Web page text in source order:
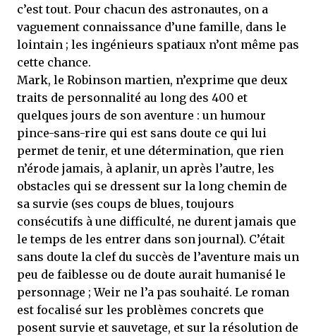
c’est tout. Pour chacun des astronautes, on a
vaguement connaissance d’une famille, dans le
lointain ; les ingénieurs spatiaux n’ont même pas
cette chance.
Mark, le Robinson martien, n’exprime que deux
traits de personnalité au long des 400 et
quelques jours de son aventure : un humour
pince-sans-rire qui est sans doute ce qui lui
permet de tenir, et une détermination, que rien
n’érode jamais, à aplanir, un après l’autre, les
obstacles qui se dressent sur la long chemin de
sa survie (ses coups de blues, toujours
consécutifs à une difficulté, ne durent jamais que
le temps de les entrer dans son journal). C’était
sans doute la clef du succès de l’aventure mais un
peu de faiblesse ou de doute aurait humanisé le
personnage ; Weir ne l’a pas souhaité. Le roman
est focalisé sur les problèmes concrets que
posent survie et sauvetage, et sur la résolution de